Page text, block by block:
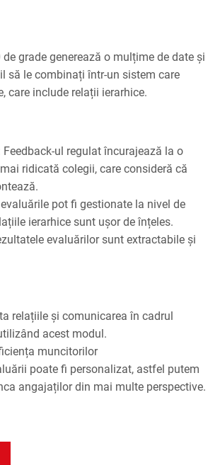
de grade generează o mulțime de date și
să le combinați într-un sistem care
care include relații ierarhice.
ul regulat încurajează la o
ridicată colegii, care consideră că
pot fi gestionate la nivel de
ierarhice sunt ușor de înțeles.
evaluărilor sunt extractabile și
relațiile și comunicarea în cadrul
acest modul.
muncitorilor
poate fi personalizat, astfel putem
angajaților din mai multe perspective.